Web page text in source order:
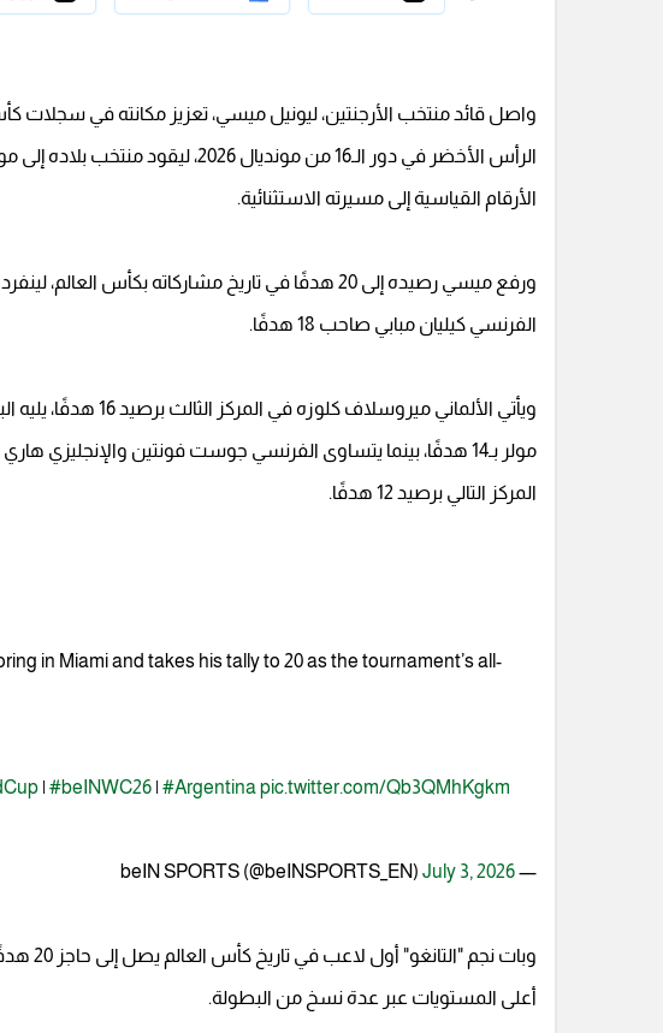
واصل قائد منتخب الأرجنتين، ليونيل ميسي، تعزيز مكانته في سجلات
الرأس الأخضر في دور الـ16 من مونديال
الأرقام القياسية إلى مسيرته الاستثنائية.
ورفع ميسي رصيده إلى 20 هدفًا في تاريخ مشاركاته بكأس
الفرنسي كيليان مبابي صاحب 18 هدفًا.
المركز التالي برصيد 12 هدفًا.
in Miami and takes his tally to 20 as the tournament’s all-
|#beINWC26 |#Argentinapic.twitter.com/Qb3QMhKgkm
— beIN SPORTS (@beINSPORTS_EN)
July 3, 2026
وبات
أعلى المستويات عبر عدة نسخ من البطولة.